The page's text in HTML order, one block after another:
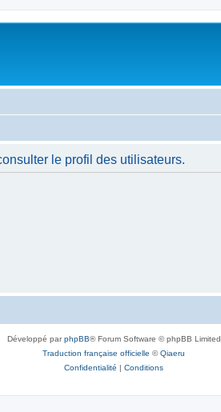
le profil des utilisateurs.
Développé parphpBB® Forum Software © phpBB Limited
Traduction française officielle ©Qiaeru
Confidentialité | Conditions